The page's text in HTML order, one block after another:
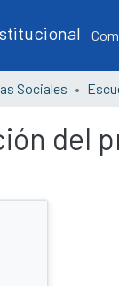
Sociales
del